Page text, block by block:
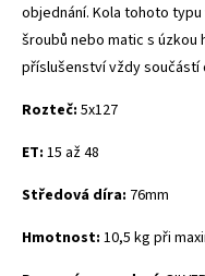
objednání. Kola tohoto
šroubů nebo matic s úzkou
příslušenství vždy součástí
Rozteč: 5x127
ET: 15 až 48
Středová díra: 76mm
Hmotnost: 10,5 kg při